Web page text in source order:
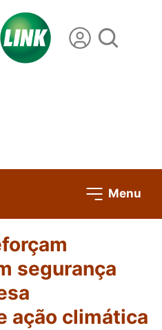
Menu
segurança
ação climática